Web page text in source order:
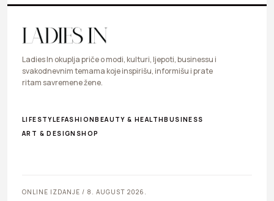
Ladies In okuplja priče o modi, kulturi, ljepoti, businessu i
svakodnevnim temama koje inspirišu, informišu i prate
ritam savremene žene.
LIFESTYLEFASHIONBEAUTY & HEALTHBUSINESS
ART & DESIGN SHOP
ONLINE IZDANJE / 8. AUGUST 2026.